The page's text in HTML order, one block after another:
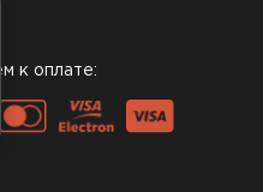
к оплате: